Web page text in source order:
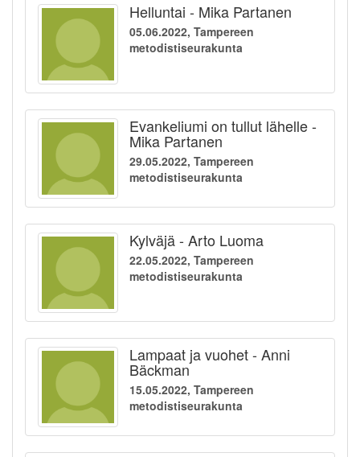
Helluntai - Mika Partanen
05.06.2022, Tampereen
metodistiseurakunta
Evankeliumi on tullut lähelle -
Mika Partanen
29.05.2022, Tampereen
metodistiseurakunta
Kylväjä - Arto Luoma
22.05.2022, Tampereen
metodistiseurakunta
Lampaat ja vuohet - Anni
Bäckman
15.05.2022, Tampereen
metodistiseurakunta